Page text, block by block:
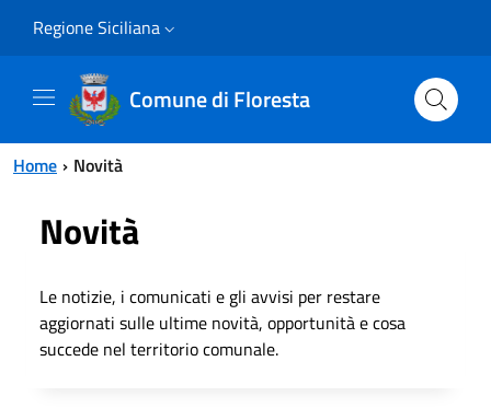
Regione Siciliana
Comune di Floresta
Home Novità
Novità
Le notizie, i comunicati e gli avvisi per restare
aggiornati sulle ultime novità, opportunità e cosa
succede nel territorio comunale.